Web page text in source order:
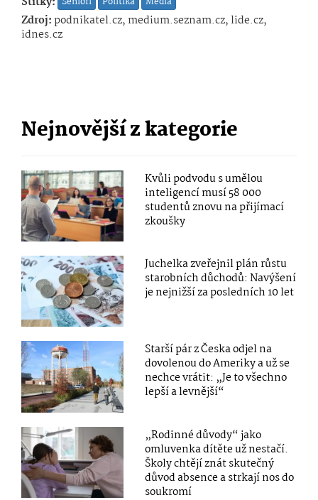
Zdroj: podnikatel.cz, medium.seznam.cz, lide.cz,
idnes.cz
Nejnovější z kategorie
Kvůli podvodu s umělou
inteligencí musí 58 000
studentů znovu na přijímací
zkoušky
Juchelka zveřejnil plán růstu
starobních důchodů: Navýšení
je nejnižší za posledních 10 let
Starší pár z Česka odjel na
dovolenou do Ameriky a už se
nechce vrátit: „Je to všechno
lepší a levnější“
„Rodinné důvody“ jako
omluvenka dítěte už nestačí.
Školy chtějí znát skutečný
důvod absence a strkají nos do
soukromí